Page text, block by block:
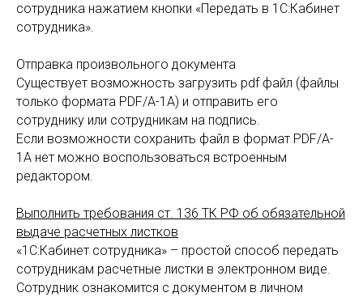
сотрудника нажатием кнопки «Передать в 1С:Кабинет
сотрудника».
Отправка произвольного документа
Существует возможность загрузить pdf файл (файлы
только формата PDF/A-1A) и отправить его
сотруднику или сотрудникам на подпись.
Если возможности сохранить файл в формат PDF/A-
1A нет можно воспользоваться встроенным
редактором.
Выполнить требования ст. 136 ТК РФ об обязательной
выдаче расчетных листков
«1С:Кабинет сотрудника» – простой способ передать
сотрудникам расчетные листки в электронном виде.
Сотрудник ознакомится с документом в личном